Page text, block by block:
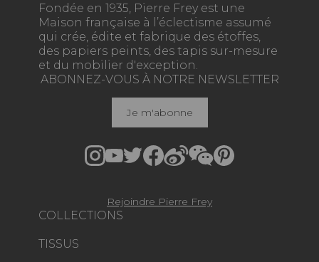
Fondée en 1935, Pierre Frey est une
Maison française à l’éclectisme assumé
qui crée, édite et fabrique des étoffes,
des papiers peints, des tapis sur-mesure
et du mobilier d'exception.
COLLECTIONS
TISSUS
ABONNEZ-VOUS À NOTRE NEWSLETTER
Je m'abonne
Rejoindre Pierre Frey